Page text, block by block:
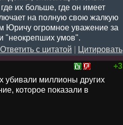
их больше, где он имеет
на полную свою жалкую
Юричу огромное уважение за
"неокрепших умов".
Ответить с цитатой
Цитировать
+3
миллионы других
которое показали в